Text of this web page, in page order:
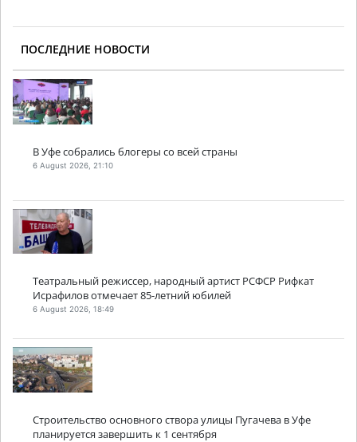
ПОСЛЕДНИЕ НОВОСТИ
В Уфе собрались блогеры со всей страны
6 August 2026, 21:10
Театральный режиссер, народный артист РСФСР Рифкат
Исрафилов отмечает 85-летний юбилей
6 August 2026, 18:49
Строительство основного створа улицы Пугачева в Уфе
планируется завершить к 1 сентября